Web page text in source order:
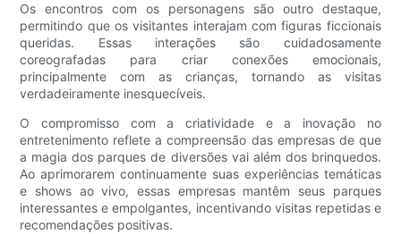
Os encontros com os personagens são outro destaque,
permitindo que os visitantes interajam com figuras ficcionais
queridas. Essas interações são cuidadosamente
coreografadas para criar conexões emocionais,
principalmente com as crianças, tornando as visitas
verdadeiramente inesquecíveis.
O compromisso com a criatividade e a inovação no
entretenimento reflete a compreensão das empresas de que
a magia dos parques de diversões vai além dos brinquedos.
Ao aprimorarem continuamente suas experiências temáticas
e shows ao vivo, essas empresas mantêm seus parques
interessantes e empolgantes, incentivando visitas repetidas e
recomendações positivas.